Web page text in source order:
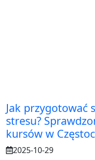
Jak przygotować
stresu?
kursów w
2025-10-29